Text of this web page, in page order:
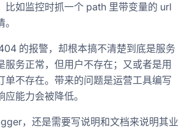
比如监控时抓一个 path 里带变量的 url
的报警，却根本搞不清楚到底是服务
服务正常，但用户不存在；又或者是用
单不存在。带来的问题是运营工具编写
能力会被降低。
，还是需要写说明和文档来说明其业